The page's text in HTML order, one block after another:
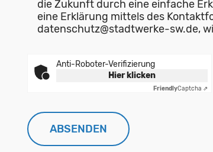
die Zukunft durch eine einfache
eine Erklärung mittels des
datenschutz@stadtwerke-sw.de,
Anti-Roboter-Verifizierung
Hier klicken
FriendlyCaptcha ⇗
ABSENDEN